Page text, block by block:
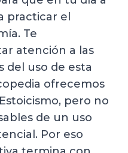
practicar el
Te
atención a las
del uso de esta
ofrecemos
pero no
de un uso
Por eso